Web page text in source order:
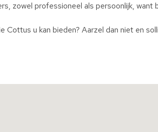
zowel professioneel als persoonlijk,
u kan bieden? Aarzel dan niet en